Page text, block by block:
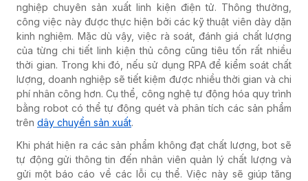
nghiệp chuyên sản xuất linh kiện điện tử. Thông thường,
công việc này được thực hiện bởi các kỹ thuật viên dày dặn
kinh nghiệm. Mặc dù vậy, việc rà soát, đánh giá chất lượng
của từng chi tiết linh kiện thủ công cũng tiêu tốn rất nhiều
thời gian. Trong khi đó, nếu sử dụng RPA để kiểm soát chất
lượng, doanh nghiệp sẽ tiết kiệm được nhiều thời gian và chi
phí nhân công hơn. Cụ thể, công nghệ tự động hóa quy trình
bằng robot có thể tự động quét và phân tích các sản phẩm
trên dây chuyền sản xuất.
Khi phát hiện ra các sản phẩm không đạt chất lượng, bot sẽ
tự động gửi thông tin đến nhân viên quản lý chất lượng và
gửi một báo cáo về các lỗi cụ thể. Việc này sẽ giúp tăng